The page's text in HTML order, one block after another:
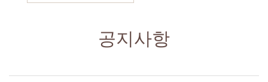
공지사항